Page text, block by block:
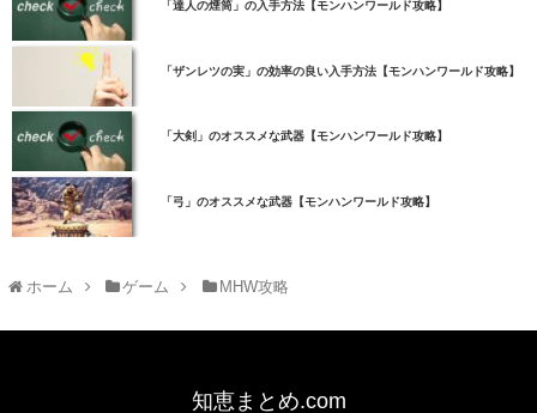
「達人の煙筒」の入手方法【モンハンワールド攻略】
「ザンレツの実」の効率の良い入手方法【モンハンワールド攻略】
「大剣」のオススメな武器【モンハンワールド攻略】
「弓」のオススメな武器【モンハンワールド攻略】
ホーム ゲーム MHW攻略
知恵まとめ.com